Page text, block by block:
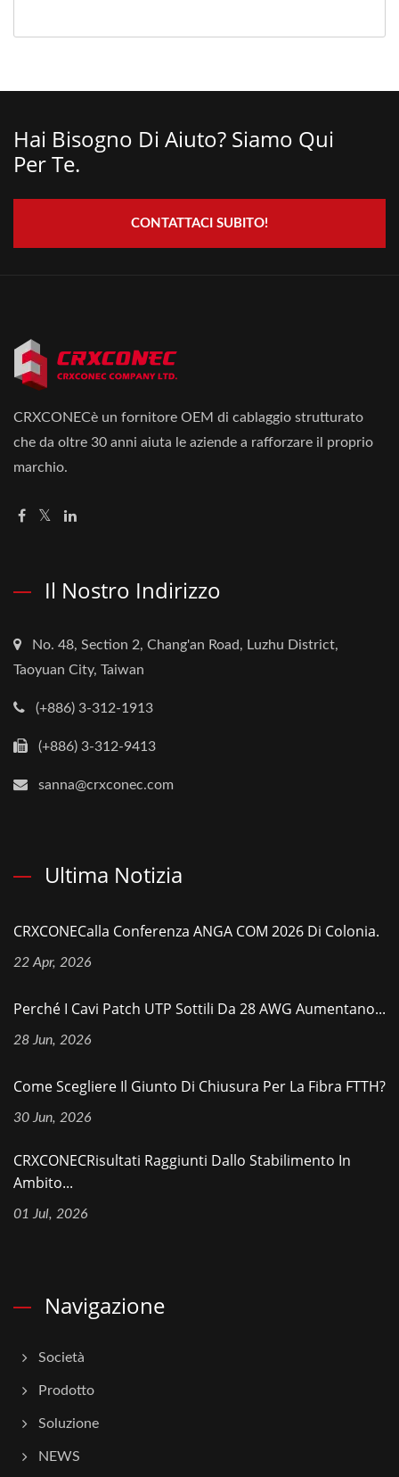
Hai Bisogno Di Aiuto? Siamo Qui
Per Te.
CONTATTACI SUBITO!
CRXCONECè un fornitore OEM di cablaggio strutturato
che da oltre 30 anni aiuta le aziende a rafforzare il proprio
marchio.
Il Nostro Indirizzo
No. 48, Section 2, Chang'an Road, Luzhu District,
Taoyuan City, Taiwan
(+886) 3-312-1913
(+886) 3-312-9413
sanna@crxconec.com
Ultima Notizia
CRXCONECalla Conferenza ANGA COM 2026 Di Colonia.
22 Apr, 2026
Perché I Cavi Patch UTP Sottili Da 28 AWG Aumentano...
28 Jun, 2026
Come Scegliere Il Giunto Di Chiusura Per La Fibra FTTH?
30 Jun, 2026
CRXCONECRisultati Raggiunti Dallo Stabilimento In
Ambito...
01 Jul, 2026
Navigazione
Società
Prodotto
Soluzione
NEWS